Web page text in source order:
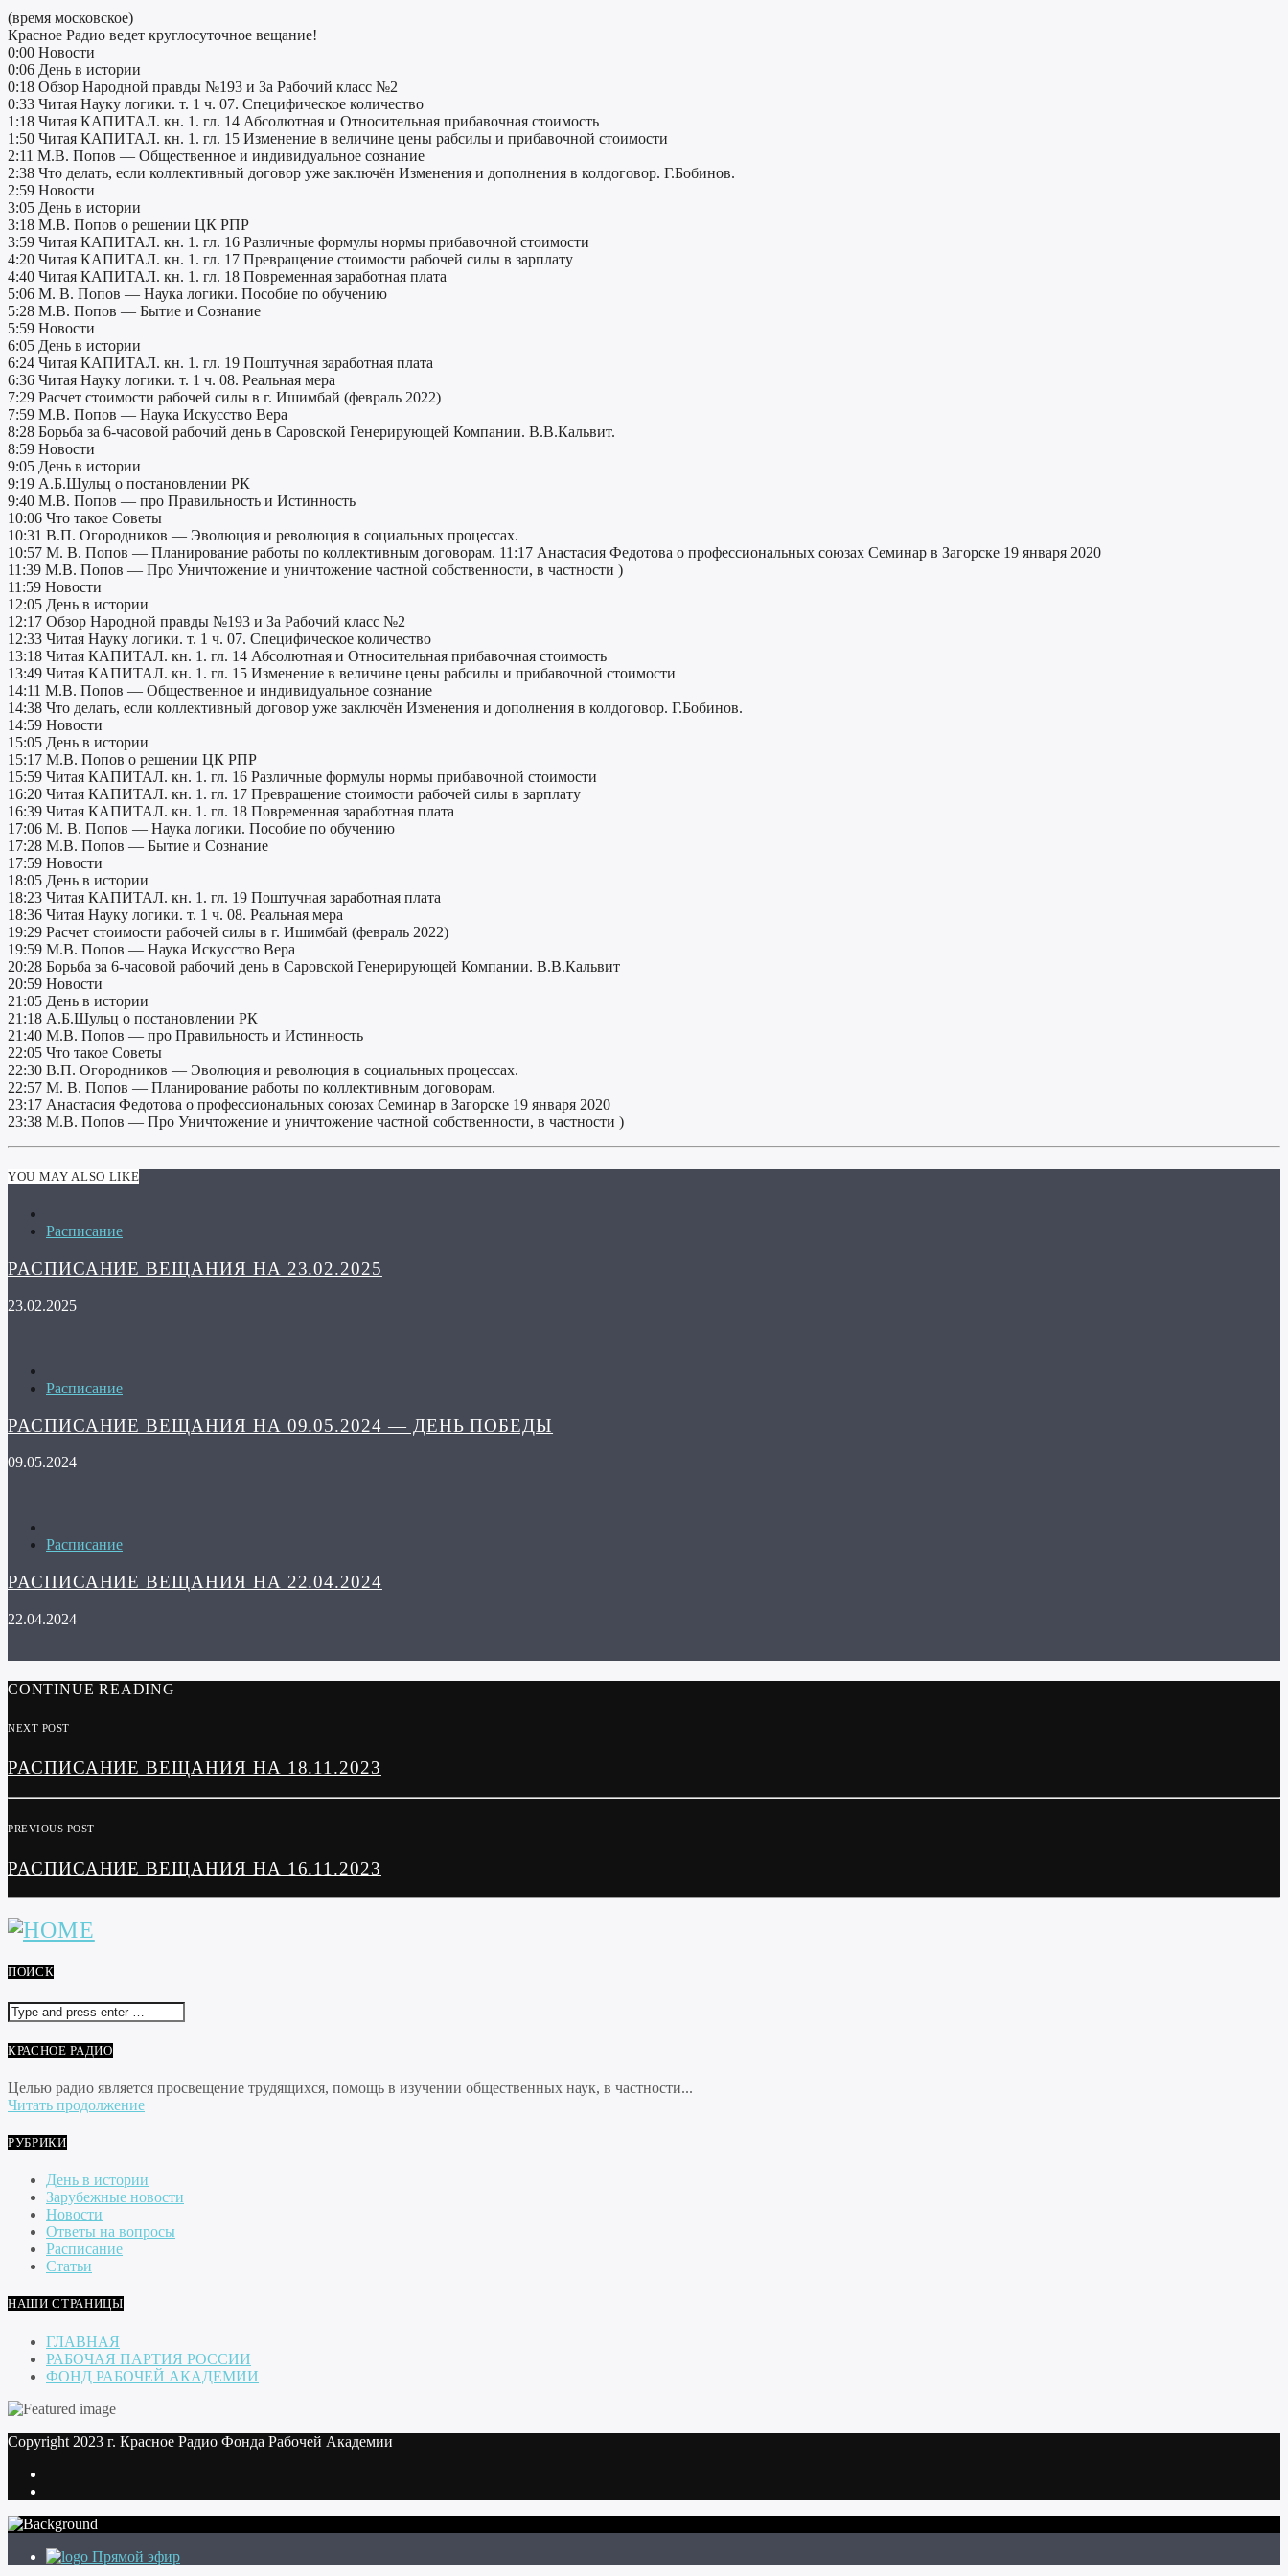
(время московское)
Красное Радио ведет круглосуточное вещание!
0:00 Новости
0:06 День в истории
0:18 Обзор Народной правды №193 и За Рабочий класс №2
0:33 Читая Науку логики. т. 1 ч. 07. Специфическое количество
1:18 Читая КАПИТАЛ. кн. 1. гл. 14 Абсолютная и Относительная прибавочная стоимость
1:50 Читая КАПИТАЛ. кн. 1. гл. 15 Изменение в величине цены рабсилы и прибавочной стоимости
2:11 М.В. Попов — Общественное и индивидуальное сознание
2:38 Что делать, если коллективный договор уже заключён Изменения и дополнения в колдоговор. Г.Бобинов.
2:59 Новости
3:05 День в истории
3:18 М.В. Попов о решении ЦК РПР
3:59 Читая КАПИТАЛ. кн. 1. гл. 16 Различные формулы нормы прибавочной стоимости
4:20 Читая КАПИТАЛ. кн. 1. гл. 17 Превращение стоимости рабочей силы в зарплату
4:40 Читая КАПИТАЛ. кн. 1. гл. 18 Повременная заработная плата
5:06 М. В. Попов — Наука логики. Пособие по обучению
5:28 М.В. Попов — Бытие и Сознание
5:59 Новости
6:05 День в истории
6:24 Читая КАПИТАЛ. кн. 1. гл. 19 Поштучная заработная плата
6:36 Читая Науку логики. т. 1 ч. 08. Реальная мера
7:29 Расчет стоимости рабочей силы в г. Ишимбай (февраль 2022)
7:59 М.В. Попов — Наука Искусство Вера
8:28 Борьба за 6-часовой рабочий день в Саровской Генерирующей Компании. В.В.Кальвит.
8:59 Новости
9:05 День в истории
9:19 А.Б.Шульц о постановлении РК
9:40 М.В. Попов — про Правильность и Истинность
10:06 Что такое Советы
10:31 В.П. Огородников — Эволюция и революция в социальных процессах.
10:57 М. В. Попов — Планирование работы по коллективным договорам. 11:17 Анастасия Федотова о профессиональных союзах Семинар в Загорске 19 января 2020
11:39 М.В. Попов — Про Уничтожение и уничтожение частной собственности, в частности )
11:59 Новости
12:05 День в истории
12:17 Обзор Народной правды №193 и За Рабочий класс №2
12:33 Читая Науку логики. т. 1 ч. 07. Специфическое количество
13:18 Читая КАПИТАЛ. кн. 1. гл. 14 Абсолютная и Относительная прибавочная стоимость
13:49 Читая КАПИТАЛ. кн. 1. гл. 15 Изменение в величине цены рабсилы и прибавочной стоимости
14:11 М.В. Попов — Общественное и индивидуальное сознание
14:38 Что делать, если коллективный договор уже заключён Изменения и дополнения в колдоговор. Г.Бобинов.
14:59 Новости
15:05 День в истории
15:17 М.В. Попов о решении ЦК РПР
15:59 Читая КАПИТАЛ. кн. 1. гл. 16 Различные формулы нормы прибавочной стоимости
16:20 Читая КАПИТАЛ. кн. 1. гл. 17 Превращение стоимости рабочей силы в зарплату
16:39 Читая КАПИТАЛ. кн. 1. гл. 18 Повременная заработная плата
17:06 М. В. Попов — Наука логики. Пособие по обучению
17:28 М.В. Попов — Бытие и Сознание
17:59 Новости
18:05 День в истории
18:23 Читая КАПИТАЛ. кн. 1. гл. 19 Поштучная заработная плата
18:36 Читая Науку логики. т. 1 ч. 08. Реальная мера
19:29 Расчет стоимости рабочей силы в г. Ишимбай (февраль 2022)
19:59 М.В. Попов — Наука Искусство Вера
20:28 Борьба за 6-часовой рабочий день в Саровской Генерирующей Компании. В.В.Кальвит
20:59 Новости
21:05 День в истории
21:18 А.Б.Шульц о постановлении РК
21:40 М.В. Попов — про Правильность и Истинность
22:05 Что такое Советы
22:30 В.П. Огородников — Эволюция и революция в социальных процессах.
22:57 М. В. Попов — Планирование работы по коллективным договорам.
23:17 Анастасия Федотова о профессиональных союзах Семинар в Загорске 19 января 2020
23:38 М.В. Попов — Про Уничтожение и уничтожение частной собственности, в частности )
YOU MAY ALSO LIKE
Расписание
РАСПИСАНИЕ ВЕЩАНИЯ НА 23.02.2025
23.02.2025
Расписание
РАСПИСАНИЕ ВЕЩАНИЯ НА 09.05.2024 — ДЕНЬ ПОБЕДЫ
09.05.2024
Расписание
РАСПИСАНИЕ ВЕЩАНИЯ НА 22.04.2024
22.04.2024
CONTINUE READING
NEXT POST
РАСПИСАНИЕ ВЕЩАНИЯ НА 18.11.2023
PREVIOUS POST
РАСПИСАНИЕ ВЕЩАНИЯ НА 16.11.2023
ПОИСК
КРАСНОЕ РАДИО
Целью радио является просвещение трудящихся, помощь в изучении общественных наук, в частности...
Читать продолжение
РУБРИКИ
День в истории
Зарубежные новости
Новости
Ответы на вопросы
Расписание
Статьи
НАШИ СТРАНИЦЫ
ГЛАВНАЯ
РАБОЧАЯ ПАРТИЯ РОССИИ
ФОНД РАБОЧЕЙ АКАДЕМИИ
Copyright 2023 г. Красное Радио Фонда Рабочей Академии
Прямой эфир